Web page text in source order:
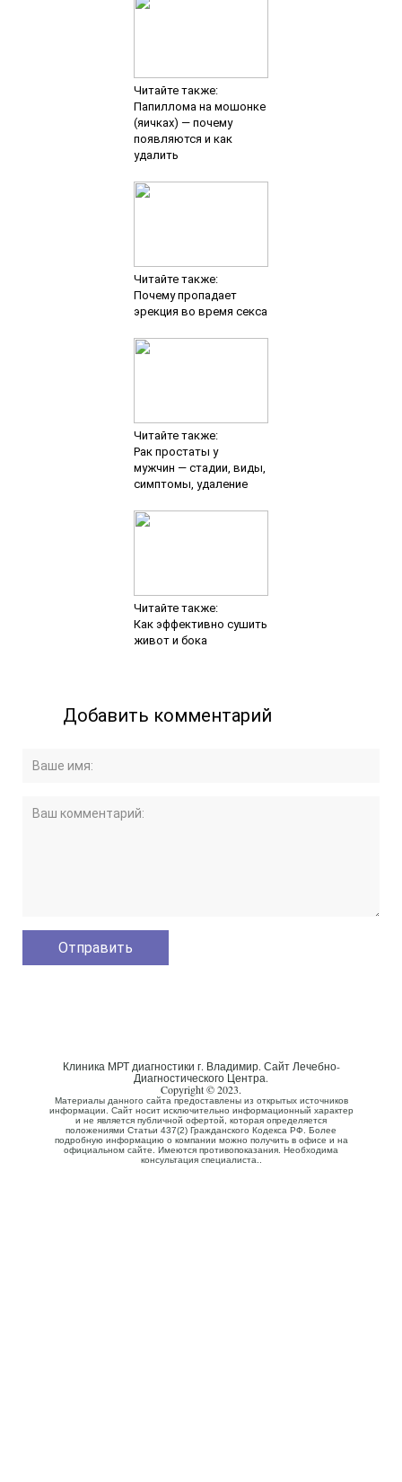
Читайте также:
Папиллома на мошонке
(яичках) — почему
появляются и как
удалить
Читайте также:
Почему пропадает
эрекция во время секса
Читайте также:
Рак простаты у
мужчин — стадии, виды,
симптомы, удаление
Читайте также:
Как эффективно сушить
живот и бока
Добавить комментарий
Клиника МРТ диагностики г. Владимир. Сайт Лечебно-
Диагностического Центра.
Copyright © 2023.
Материалы данного сайта предоставлены из открытых источников
информации. Сайт носит исключительно информационный характер
и не является публичной офертой, которая определяется
положениями Статьи 437(2) Гражданского Кодекса РФ. Более
подробную информацию о компании можно получить в офисе и на
официальном сайте. Имеются противопоказания. Необходима
консультация специалиста..